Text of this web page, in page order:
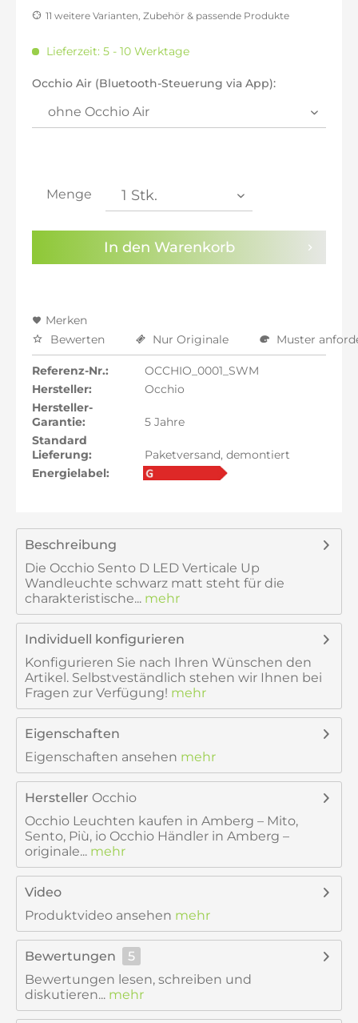
inkl. 16% MwSt.: 863,66 €
inkl. 20% MwSt.: 893,45 €
inkl. 21% MwSt.: 900,89 €
inkl. 21% MwSt.: 900,89 €
inkl. 21% MwSt.: 900,89 €
11 weitere Varianten, Zubehör & passende Produkte
Lieferzeit: 5 - 10 Werktage
Occhio Air (Bluetooth-Steuerung via App):
Menge
In den Warenkorb
Merken
Bewerten
Nur Originale Muster
Referenz-Nr.:
OCCHIO_0001_SWM
Hersteller:
Occhio
Hersteller-
Garantie:
5 Jahre
Standard
Lieferung:
Paketversand, demontiert
Energielabel:
Beschreibung
Die Occhio Sento D LED Verticale Up
Wandleuchte schwarz matt steht für die
charakteristische... mehr
Individuell konfigurieren
Konfigurieren Sie nach Ihren Wünschen den
Artikel. Selbstveständlich stehen wir Ihnen bei
Fragen zur Verfügung! mehr
Eigenschaften
Eigenschaften ansehen mehr
Hersteller Occhio
Occhio Leuchten kaufen in Amberg – Mito,
Sento, Più, io Occhio Händler in Amberg –
originale... mehr
Video
Produktvideo ansehen mehr
Bewertungen
5
Bewertungen lesen, schreiben und
diskutieren... mehr